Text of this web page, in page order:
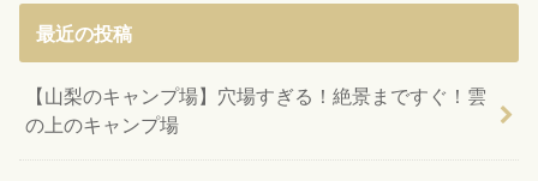
最近の投稿
【山梨のキャンプ場】穴場すぎる！絶景まですぐ！雲
の上のキャンプ場